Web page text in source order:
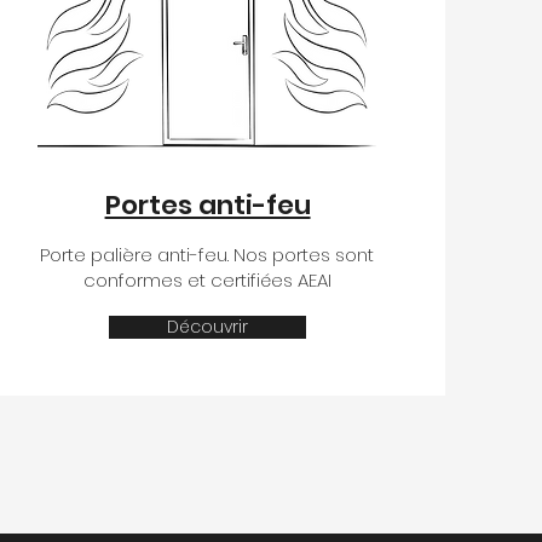
Portes anti-feu
Porte palière anti-feu. Nos portes sont
conformes et certifiées AEAI
Découvrir